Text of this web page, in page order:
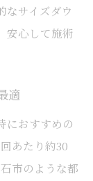
なサイズダウ
安心して施術
適
におすすめの
あたり約30
市のような都